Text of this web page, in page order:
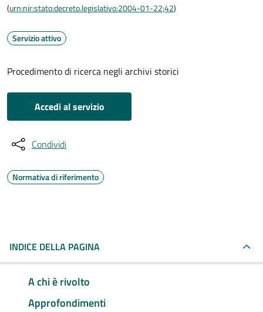
(urn:nir:stato:decreto.legislativo:2004-01-22;42)
Servizio attivo
Procedimento di ricerca negli archivi storici
Accedi al servizio
Condividi
Normativa di riferimento
INDICE DELLA PAGINA
A chi è rivolto
Approfondimenti